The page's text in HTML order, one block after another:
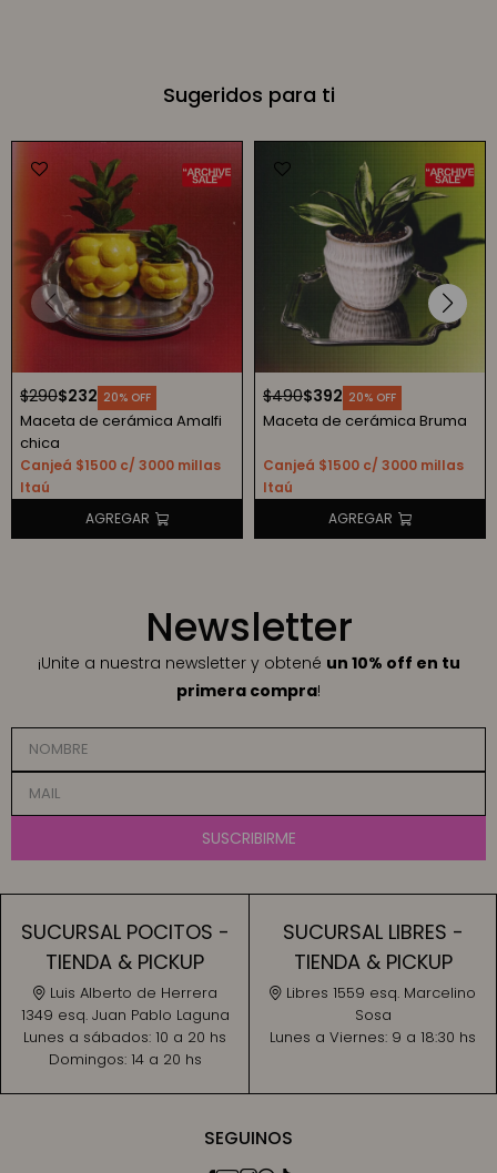
Sugeridos para ti
$232
$290 20
Maceta de cerámica Amalfi
chica
Canjeá $1500 c/ 3000 millas
Itaú
$392
$490 20
Maceta de cerámica Bruma
Canjeá $1500 c/ 3000 millas
Itaú
SEGUINOS
Newsletter
¡Unite a nuestra newsletter y obtené un 10% off en tu
primera compra!
SUSCRIBIRME
SUCURSAL POCITOS -
TIENDA & PICKUP
Luis Alberto de Herrera
1349 esq. Juan Pablo Laguna
Lunes a sábados: 10 a 20 hs
Domingos: 14 a 20 hs
SUCURSAL LIBRES -
TIENDA & PICKUP
Libres 1559 esq. Marcelino
Sosa
Lunes a Viernes: 9 a 18:30 hs